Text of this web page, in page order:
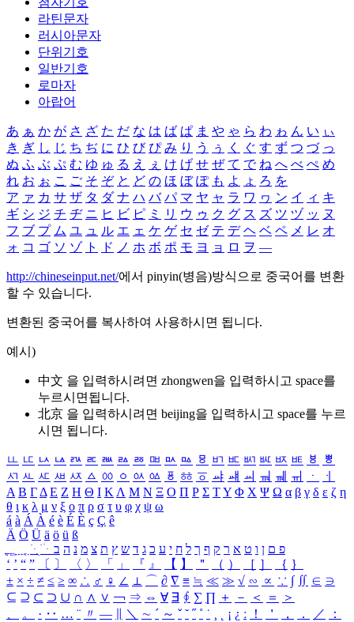
라틴문자
러시아문자
단위기호
일반기호
로마자
아랍어
あ ぁ か が さ ざ た だ な は ば ぱ ま や ゃ ら わ ゎ ん い ぃ
き ぎ し じ ち ぢ に ひ び ぴ み り う ぅ く ぐ す ず つ づ っ
ぬ ふ ぶ ぷ む ゆ ゅ る え ぇ け げ せ ぜ て で ね へ べ ぺ め
れ お ぉ こ ご そ ぞ と ど の ほ ぼ ぽ も よ ょ ろ を
ア ァ カ サ ザ タ ダ ナ ハ バ パ マ ヤ ャ ラ ワ ヮ ン イ ィ キ
ギ シ ジ チ ヂ ニ ヒ ビ ピ ミ リ ウ ゥ ク グ ス ズ ツ ヅ ッ ヌ
フ ブ プ ム ユ ュ ル エ ェ ケ ゲ セ ゼ テ デ ヘ ベ ペ メ レ オ
ォ コ ゴ ソ ゾ ト ド ノ ホ ボ ポ モ ヨ ョ ロ ヲ ―
http://chineseinput.net/에서 pinyin(병음)방식으로 중국어를 변환
할 수 있습니다.
변환된 중국어를 복사하여 사용하시면 됩니다.
예시)
中文 을 입력하시려면 zhongwen을 입력하시고 space를
누르시면됩니다.
北京 을 입력하시려면 beijing을 입력하시고 space를 누르
시면 됩니다.
ㅥ ㅦ ㅧ ㅨ ㅩ ㅪ ㅫ ㅬ ㅭ ㅮ ㅯ ㅰ ㅱ ㅲ ㅳ ㅴ ㅵ ㅶ ㅷ ㅸ
ㅹ
ㅺ ㅻ ㅼ ㅽ ㅾ ㅿ ㆀ ㆁ ㆂ ㆃ ㆄ ㆅ ㆆ ㆇ ㆈ ㆉ ㆊ ㆋ ㆌ ㆍ
ㆎ
Α Β ΓΔ Ε Ζ Η Θ Ι ΚΛ Μ Ν Ξ Ο Π Ρ Σ ΤΥ Φ Χ Ψ Ω α β γ δ ε ζ η
θ ι κ λ μ ν ξ ο π ρ σ τ υ φ χ ψ ω
á à Á À é è É È ç Ç ê
Ä Ö Ü ä ö ü ß
ִֶֹ ֻּ ׁׂ פ ם ן ו ט א ר ק ף ך ל ח י ע כ ג ד ש ץ ת צ מ נ ה ב
‘ ’ “ ” 〔 〕 〈 〉 「 」 『 』 【 】 ＂ （ ） ［ ］ ｛ ｝
± × ÷ ≠ ≤ ≥ ∞ ∴ ♂ ♀ ∠ ⊥ ⌒ ∂ ∇ ≡ ≒ ≪ ≫ √ ∽ ∝ ∵ ∫ ∬ ∈ ∋
⊆ ⊇ ⊂ ⊃ ∪ ∩ ∧ ∨ ￢ ⇒ ⇔ ∀ ∃ ∮ ∑ ∏ ＋ － ＜ ＝
＞
、
。 · ‥ … ¨ 〃 ― ＼ ∼ ´ ～ ˇ ˘ ˝ ˚ ˙ ¸ ¡ ¿ ː ！ ＇ ， ． ／
：